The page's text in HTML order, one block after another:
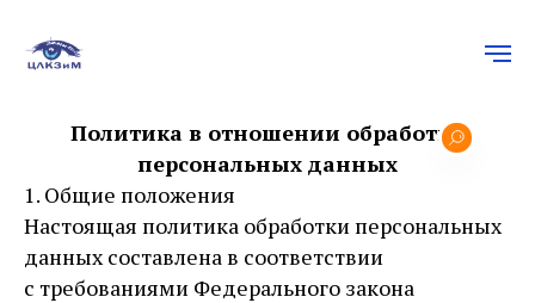
Политика в отношении обработки
персональных данных
1. Общие положения
Настоящая политика обработки персональных
данных составлена в соответствии
с требованиями Федерального закона